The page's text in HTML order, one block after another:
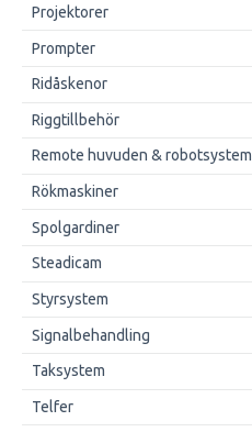
Projektorer
Prompter
Ridåskenor
Riggtillbehör
Remote huvuden & robotsystem
Rökmaskiner
Spolgardiner
Steadicam
Styrsystem
Signalbehandling
Taksystem
Telfer